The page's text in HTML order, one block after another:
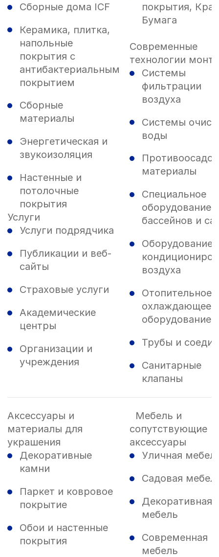
Сборные дома ICF
Керамика, плитка,
напольные
покрытия с
антибактериальным
покрытием
Сборные
материалы
Энергетическая и
звукоизоляция
Настенные и
потолочные
покрытия
Услуги
Услуги подрядчика
Публикации и веб-
сайты
Страховые услуги
Академические
центры
Организации и
учреждения
покрытия,
Бумага
Современные
технологии
Системы
фильтрации
воздуха
Системы
воды
материалы
Специальное
оборудование
бассейнов и
Оборудование
воздуха
Отопительное
охлаждающее
оборудование
Трубы и
Санитарные
клапаны
Аксессуары и
материалы для
украшения
Декоративные
камни
Паркет и ковровое
покрытие
Обои и настенные
покрытия
Мебель и
сопутствующие
аксессуары
Уличная
Садовая
Декоративная
мебель
Современная
мебель